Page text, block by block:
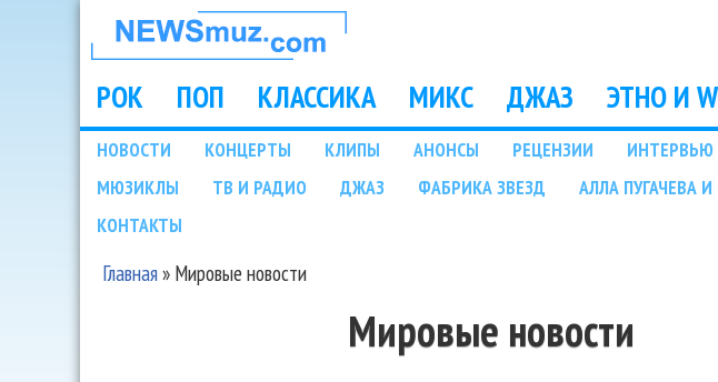
НОВОСТИ
МУЗЫКИ И
ШОУ БИЗНЕСА
NEWSMUZ.COM
Main menu
РОК ПОП КЛАССИКА МИКС ДЖАЗ ЭТНО И
Подразделы
НОВОСТИ КОНЦЕРТЫ КЛИПЫ АНОНСЫ РЕЦЕНЗИИ ИНТЕРВЬЮ
МЮЗИКЛЫ
ТВ И РАДИО ДЖАЗ ФАБРИКА ЗВЕЗД АЛЛА ПУГАЧЕВА И
КОНТАКТЫ
Вы здесь
Главная» Мировые новости
Мировые новости